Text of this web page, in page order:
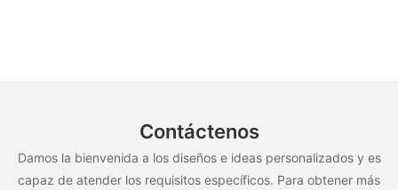
Contáctenos
Damos la bienvenida a los diseños e ideas personalizados y es
capaz de atender los requisitos específicos. Para obtener más